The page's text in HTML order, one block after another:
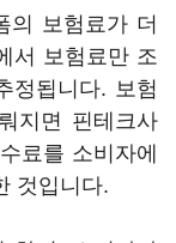
의 보험료가 더
서 보험료만 조
정됩니다. 보험
지면 핀테크사
료를 소비자에
것입니다.